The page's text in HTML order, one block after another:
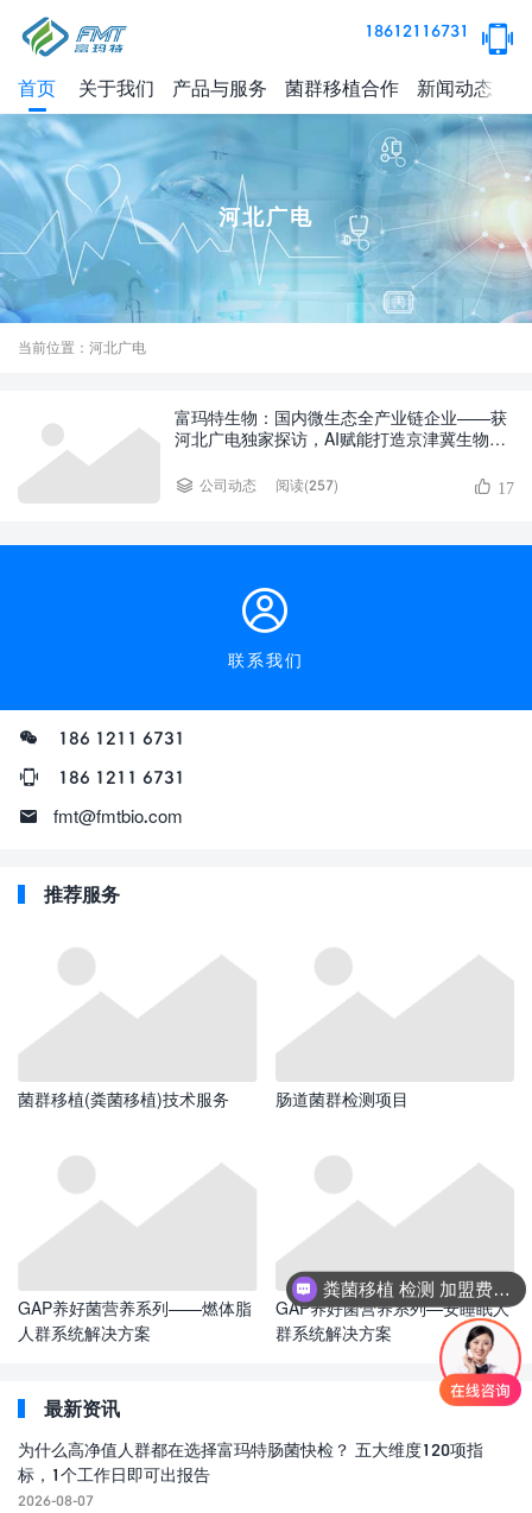
18612116731
首页 关于我们 产品与服务 菌群移植合作 新闻动态
河北广电
当前位置：河北广电
富玛特生物：国内微生态全产业链企业——获
河北广电独家探访，AI赋能打造京津冀生物医
公司动态 阅读(257) 17
联系我们
186 1211 6731
186 1211 6731
fmt@fmtbio.com
推荐服务
菌群移植(粪菌移植)技术服务 肠道菌群检测项目
GAP养好菌营养系列——燃体脂
人群系统解决方案
GAP养好菌营养系列—安睡眠人
群系统解决方案
最新资讯
为什么高净值人群都在选择富玛特肠菌快检？ 五大维度120项指
标，1个工作日即可出报告
2026-08-07
粪菌移植 检测 加盟费多少？